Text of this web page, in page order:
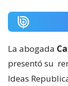
La abogada
presentó su
Ideas